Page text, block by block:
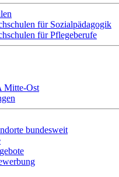
für Sozialpädagogik
für Pflegeberufe
Mitte-Ost
bundesweit